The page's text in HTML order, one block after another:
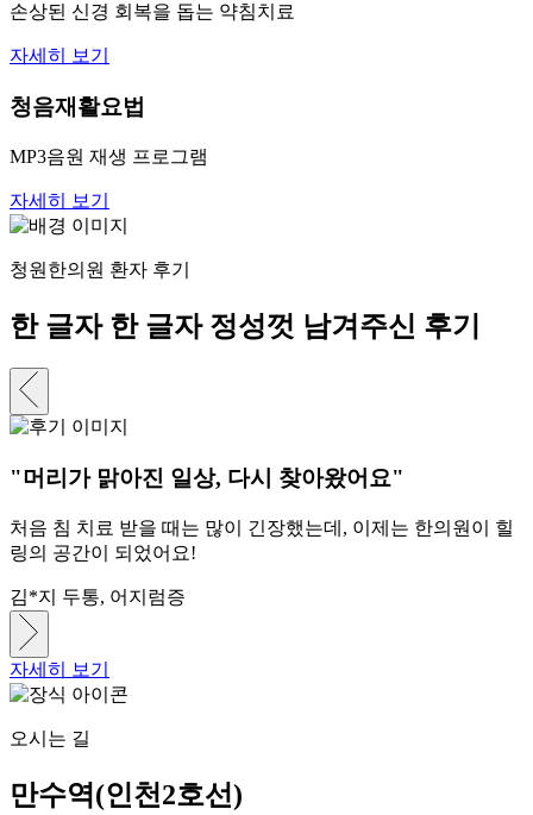
손상된 신경 회복을 돕는 약침치료
자세히 보기
청음재활요법
MP3음원 재생 프로그램
자세히 보기
청원한의원 환자 후기
한 글자 한 글자 정성껏 남겨주신 후기
"머리가 맑아진 일상, 다시 찾아왔어요"
처음 침 치료 받을 때는 많이 긴장했는데, 이제는 한의원이 힐
링의 공간이 되었어요!
김*지 두통, 어지럼증
자세히 보기
오시는 길
만수역(인천2호선)